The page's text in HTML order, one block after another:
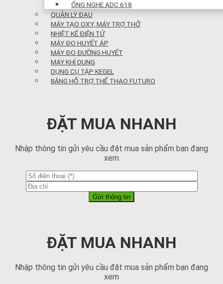
ỐNG NGHE ADC 618
QUẢN LÝ ĐAU
MÁY TẠO OXY, MÁY TRỢ THỞ
NHIỆT KẾ ĐIỆN TỬ
MÁY ĐO HUYẾT ÁP
MÁY ĐO ĐƯỜNG HUYẾT
MÁY KHÍ DUNG
DỤNG CỤ TẬP KEGEL
BĂNG HỖ TRỢ THỂ THAO FUTURO
ĐẶT MUA NHANH
Nhập thông tin gửi yêu cầu đặt mua sản phẩm bạn đang
xem
ĐẶT MUA NHANH
Nhập thông tin gửi yêu cầu đặt mua sản phẩm bạn đang
xem